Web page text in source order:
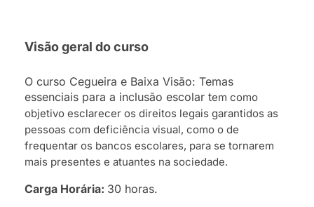
Visão geral do curso
O curso Cegueira e Baixa Visão: Temas
essenciais para a inclusão escolar tem como
objetivo esclarecer os direitos legais garantidos as
pessoas com deficiência visual, como o de
frequentar os bancos escolares, para se tornarem
mais presentes e atuantes na sociedade.
Carga Horária: 30 horas.